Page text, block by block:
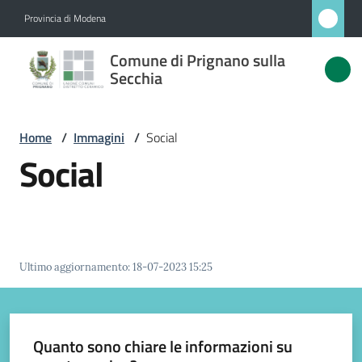
Provincia di Modena
Comune di Prignano sulla
Secchia
Comune
di
sulla
Secchia
Novità
Servizi
Vivere
Home / Immagini / Social
Social
Ultimo aggiornamento:18-07-2023 15:25
Quanto sono chiare le informazioni su